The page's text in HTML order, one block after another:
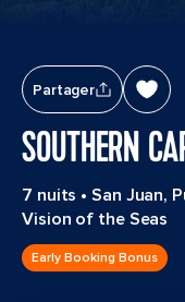
Partager
SOUTHERN
7 nuits •San Juan,
Vision of the Seas
Early Booking Bonus